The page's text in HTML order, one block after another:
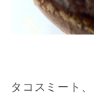
タコスミート